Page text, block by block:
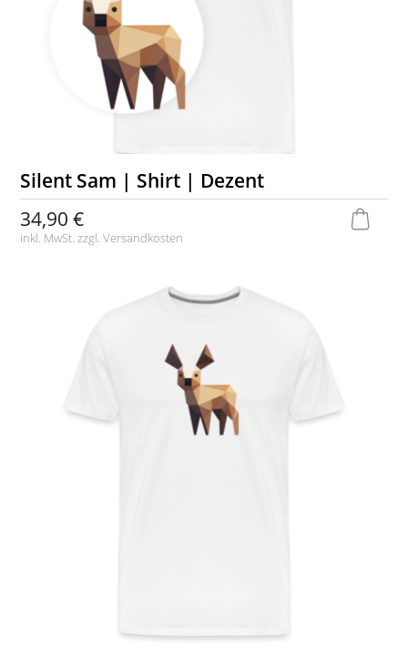
Silent Sam | Shirt | Dezent
34,90 €
inkl. MwSt. zzgl.Versandkosten